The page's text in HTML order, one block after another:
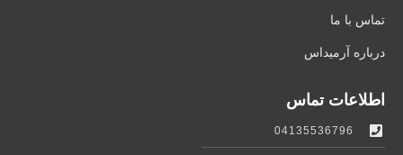
تماس با ما
درباره آرمیداس
اطلاعات تماس
04135536796